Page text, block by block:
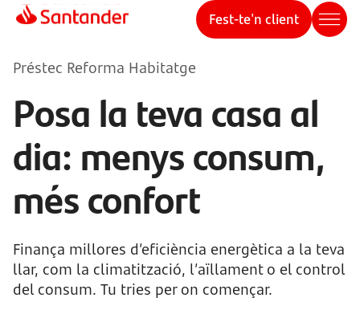
Fest-te'n client
Préstec Reforma Habitatge
Posa la teva casa al
dia: menys consum,
més confort
Finança millores d’eficiència energètica a la teva
llar, com la climatització, l’aïllament o el control
del consum. Tu tries per on començar.